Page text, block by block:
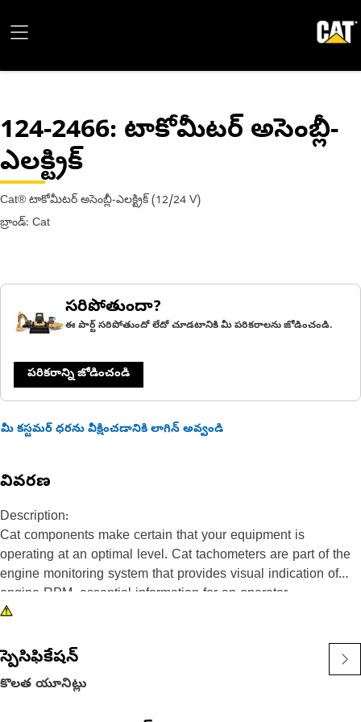
124-2466: టాకోమీటర్ అసెంబ్లీ-
ఎలక్ట్రిక్
Cat® టాకోమీటర్ అసెంబ్లీ-ఎలక్ట్రిక్ (12/24 V)
బ్రాండ్: Cat
సరిపోతుందా?
ఈ పార్ట్ సరిపోతుందో లేదో చూడటానికి మీ పరికరాలను జోడించండి.
పరికరాన్ని జోడించండి
మీ కస్టమర్ ధరను వీక్షించడానికి లాగిన్ అవ్వండి
వివరణ
Description:
Cat components make certain that your equipment is
operating at an optimal level. Cat tachometers are part of the
engine monitoring system that provides visual indication of
engine RPM, essential information for an operator.
• Analog gauge displays 0 to 3500 RPM
• Illuminated dial with black background with white letters
• Day-glow orange RPM pointer, and red, yellow, and green
స్పెసిఫికేషన్
కొలత యూనిట్లు